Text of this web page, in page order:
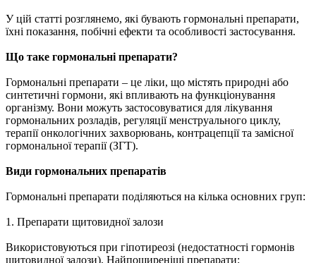
У цій статті розглянемо, які бувають гормональні препарати,
їхні показання, побічні ефекти та особливості застосування.
Що таке гормональні препарати?
Гормональні препарати – це ліки, що містять природні або
синтетичні гормони, які впливають на функціонування
організму. Вони можуть застосовуватися для лікування
гормональних розладів, регуляції менструального циклу,
терапії онкологічних захворювань, контрацепції та замісної
гормональної терапії (ЗГТ).
Види гормональних препаратів
Гормональні препарати поділяються на кілька основних груп:
1. Препарати щитовидної залози
Використовуються при гіпотиреозі (недостатності гормонів
щитовидної залози). Найпоширеніші препарати: